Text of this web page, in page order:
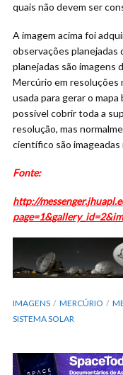
quais não devem ser
A imagem acima foi
observações planejadas
planejadas são imagens
Mercúrio em resoluções
usada para gerar o
possível cobrir toda a
resolução, mas
científico são imageadas
Fonte:
http://
IMAGENS MERCÚRIO
SISTEMA SOLAR